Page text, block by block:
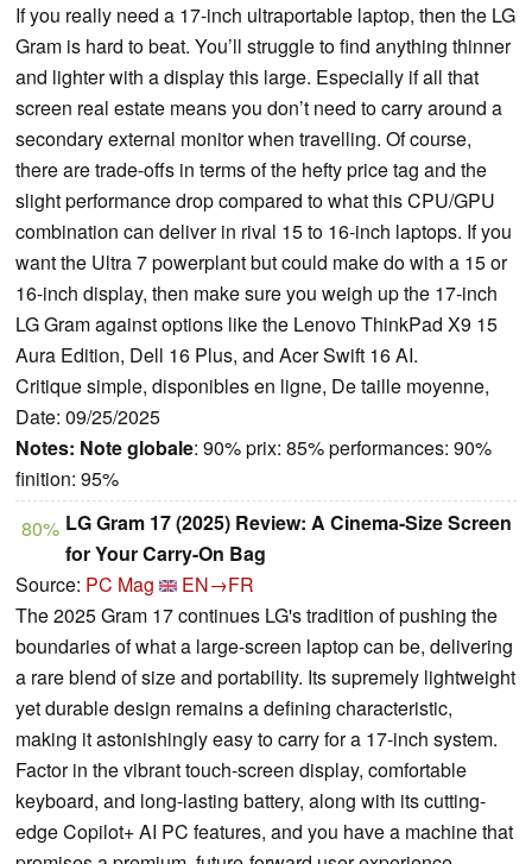
If you really need a 17-inch ultraportable laptop, then the LG
Gram is hard to beat. You’ll struggle to find anything thinner
and lighter with a display this large. Especially if all that
screen real estate means you don’t need to carry around a
secondary external monitor when travelling. Of course,
there are trade-offs in terms of the hefty price tag and the
slight performance drop compared to what this CPU/GPU
combination can deliver in rival 15 to 16-inch laptops. If you
want the Ultra 7 powerplant but could make do with a 15 or
16-inch display, then make sure you weigh up the 17-inch
LG Gram against options like the Lenovo ThinkPad X9 15
Aura Edition, Dell 16 Plus, and Acer Swift 16 AI.
Critique simple, disponibles en ligne, De taille moyenne,
Date: 09/25/2025
Notes: Note globale: 90% prix: 85% performances: 90%
finition: 95%
80% LG Gram 17 (2025) Review: A Cinema-Size Screen
for Your Carry-On Bag
Source: PC Mag
EN→FR
The 2025 Gram 17 continues LG's tradition of pushing the
boundaries of what a large-screen laptop can be, delivering
a rare blend of size and portability. Its supremely lightweight
yet durable design remains a defining characteristic,
making it astonishingly easy to carry for a 17-inch system.
Factor in the vibrant touch-screen display, comfortable
keyboard, and long-lasting battery, along with its cutting-
edge Copilot+ AI PC features, and you have a machine that